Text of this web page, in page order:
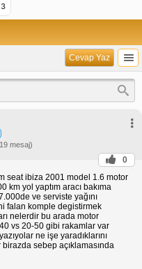
3
Cevap Yaz
mesaj)
0
seat ibiza 2001 model 1.6 motor
km yol yaptım aracı bakıma
ve serviste yağını
falan komple degistirmek
nelerdir bu arada motor
vs 20-50 gibi rakamlar var
ne işe yaradıklarını
sebep açıklamasında